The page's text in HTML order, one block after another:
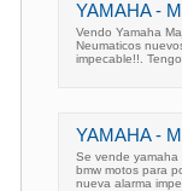
YAMAHA -
Vendo Yamaha
Neumaticos
impecable!!.
YAMAHA -
Se vende yamaha
bmw motos para
nueva alarma